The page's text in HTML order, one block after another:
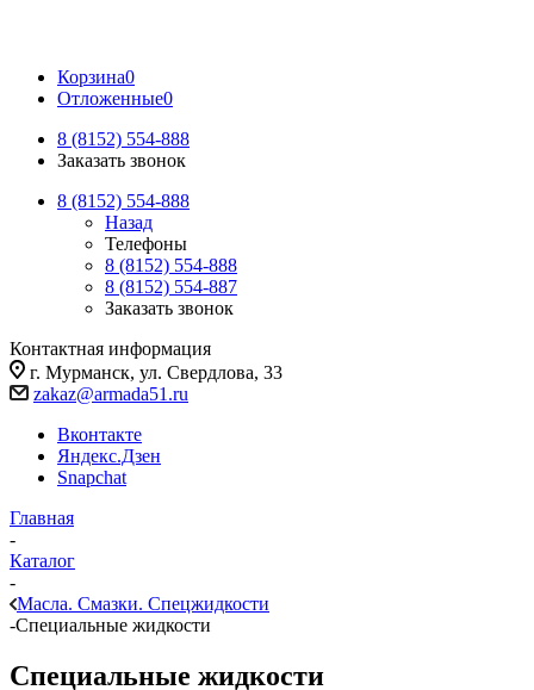
Корзина0
Отложенные0
8 (8152) 554-888
Заказать звонок
8 (8152) 554-888
Назад
Телефоны
8 (8152) 554-888
8 (8152) 554-887
Заказать звонок
Контактная информация
г. Мурманск, ул. Свердлова, 33
zakaz@armada51.ru
Вконтакте
Яндекс.Дзен
Snapchat
Главная
-
Каталог
-
Масла. Смазки. Спецжидкости
-Специальные жидкости
Специальные жидкости